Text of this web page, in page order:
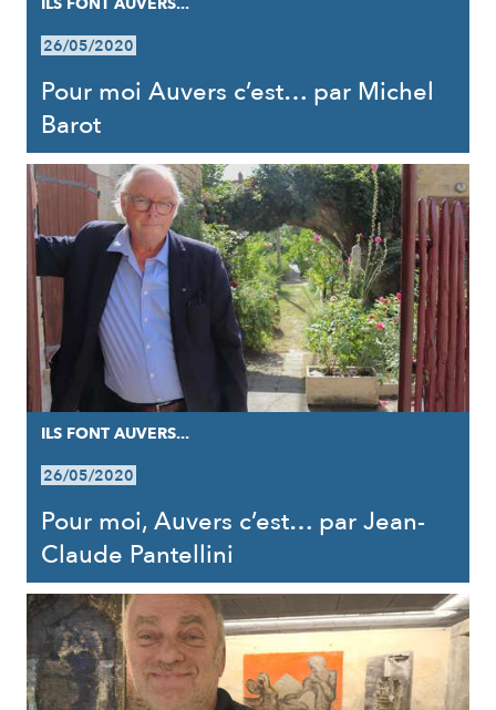
26/05/2020
Pour moi Auvers c’est… par Michel
Barot
ILS FONT AUVERS...
26/05/2020
Pour moi, Auvers c’est… par Jean-
Claude Pantellini